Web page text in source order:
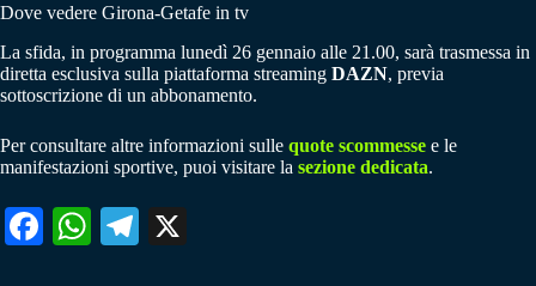
Dove vedere Girona-Getafe in tv
La sfida, in programma lunedì 26 gennaio alle 21.00, sarà trasmessa in
diretta esclusiva sulla piattaforma streaming DAZN, previa
sottoscrizione di un abbonamento.
Per consultare altre informazioni sulle quote scommesse e le
manifestazioni sportive, puoi visitare la sezione dedicata.
Fa W
Te